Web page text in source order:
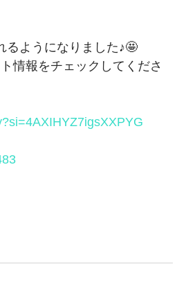
るようになりました♪🤩
情報をチェックしてくださ